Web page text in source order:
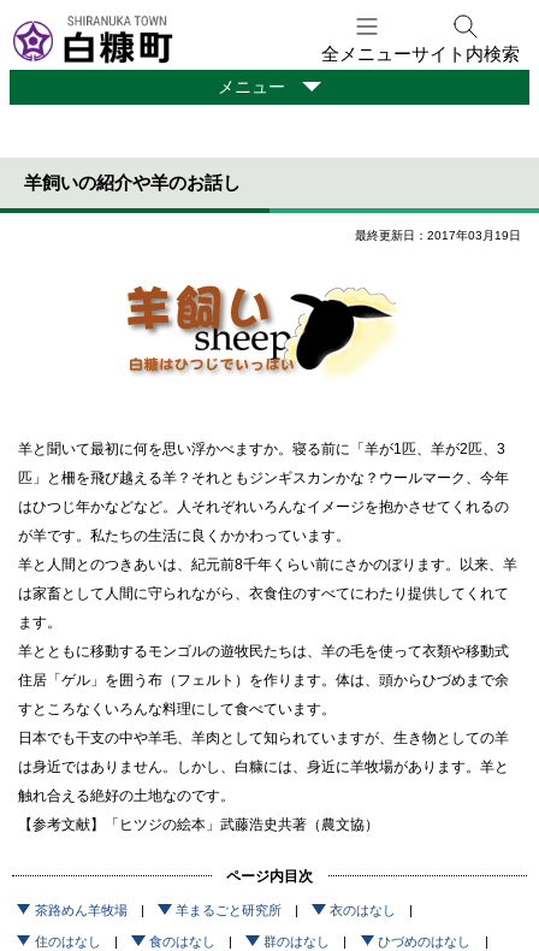
文
へ
ュ
へ
全メニューサイト内検索
観
光
移
住
情
メニュー
羊飼いの紹介や羊のお話し
最終更新日：2017年03月19日
羊と聞いて最初に何を思い浮かべますか。寝る前に「羊が1匹、羊が2匹、3
匹」と柵を飛び越える羊？それともジンギスカンかな？ウールマーク、今年
はひつじ年かなどなど。人それぞれいろんなイメージを抱かさせてくれるの
が羊です。私たちの生活に良くかかわっています。
羊と人間とのつきあいは、紀元前8千年くらい前にさかのぼります。以来、羊
は家畜として人間に守られながら、衣食住のすべてにわたり提供してくれて
ます。
羊とともに移動するモンゴルの遊牧民たちは、羊の毛を使って衣類や移動式
住居「ゲル」を囲う布（フェルト）を作ります。体は、頭からひづめまで余
すところなくいろんな料理にして食べています。
日本でも干支の中や羊毛、羊肉として知られていますが、生き物としての羊
は身近ではありません。しかし、白糠には、身近に羊牧場があります。羊と
触れ合える絶好の土地なのです。
【参考文献】「ヒツジの絵本」武藤浩史共著（農文協）
ページ内目次
茶路めん羊牧場 羊まるごと研究所 衣のはなし
住のはなし 食のはなし 群のはなし ひづめのはなし